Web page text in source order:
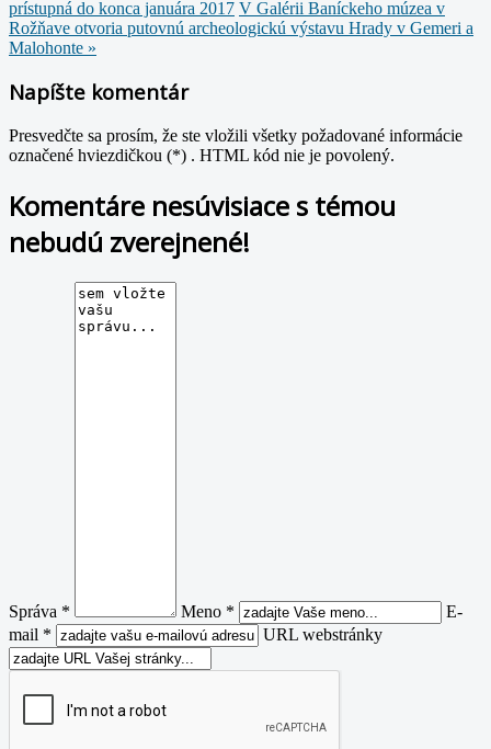
prístupná do konca januára 2017 V Galérii Baníckeho múzea v
Rožňave otvoria putovnú archeologickú výstavu Hrady v Gemeri a
Malohonte »
Napíšte komentár
Presvedčte sa prosím, že ste vložili všetky požadované informácie
označené hviezdičkou (*) . HTML kód nie je povolený.
Komentáre nesúvisiace s témou
nebudú zverejnené!
Správa * Meno *
E-
mail *
URL webstránky